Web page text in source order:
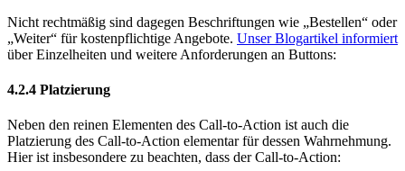
Nicht rechtmäßig sind dagegen Beschriftungen wie „Bestellen“ oder
„Weiter“ für kostenpflichtige Angebote. Unser Blogartikel informiert
über Einzelheiten und weitere Anforderungen an Buttons:
4.2.4 Platzierung
Neben den reinen Elementen des Call-to-Action ist auch die
Platzierung des Call-to-Action elementar für dessen Wahrnehmung.
Hier ist insbesondere zu beachten, dass der Call-to-Action: